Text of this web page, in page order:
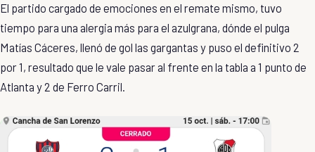
El partido cargado de emociones en el remate mismo, tuvo
tiempo para una alergia más para el azulgrana, dónde el pulga
Matías Cáceres, llenó de gol las gargantas y puso el definitivo 2
por 1, resultado que le vale pasar al frente en la tabla a 1 punto de
Atlanta y 2 de Ferro Carril.